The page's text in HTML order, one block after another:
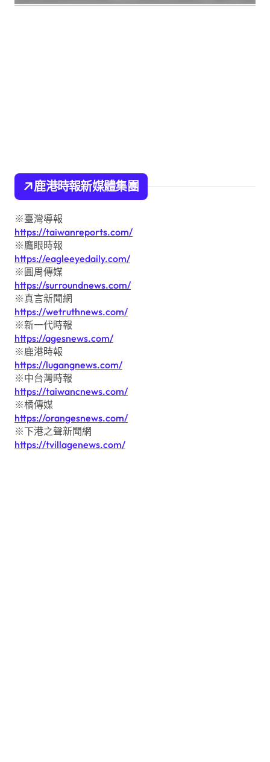
鹿港時報新媒體集團
※臺灣導報
https://taiwanreports.com/
※鷹眼時報
https://eagleeyedaily.com/
※圓周傳媒
https://surroundnews.com/
※真言新聞網
https://wetruthnews.com/
※新一代時報
https://agesnews.com/
※鹿港時報
https://lugangnews.com/
※中台灣時報
https://taiwancnews.com/
※橘傳媒
https://orangesnews.com/
※下港之聲新聞網
https://tvillagenews.com/